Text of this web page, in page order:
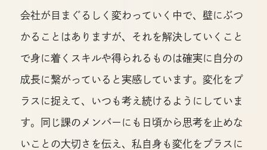
会社が目まぐるしく変わっていく中で、壁にぶつ
かることはありますが、それを解決していくこと
で身に着くスキルや得られるものは確実に自分の
成長に繋がっていると実感しています。変化をプ
ラスに捉えて、いつも考え続けるようにしていま
す。同じ課のメンバーにも日頃から思考を止めな
いことの大切さを伝え、私自身も変化をプラスに